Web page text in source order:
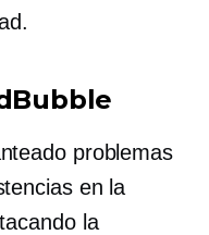
problemas
en la
la